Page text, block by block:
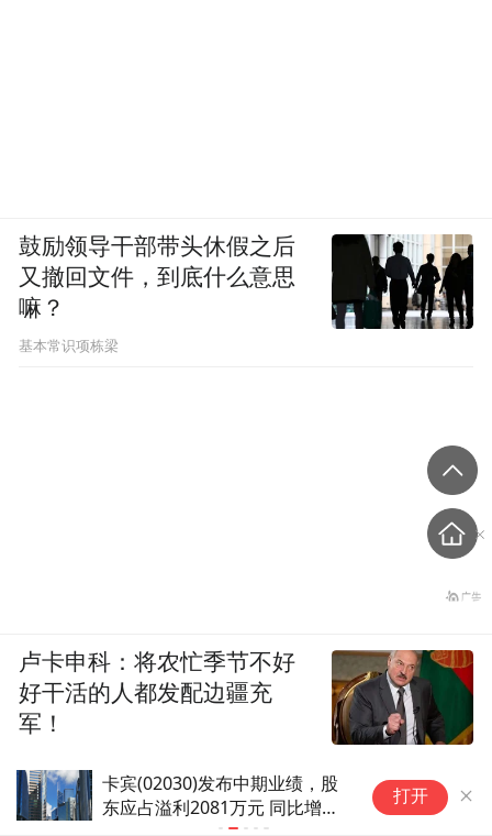
卡宾(02030)发布中期业绩，股
东应占溢利2081万元 同比增加
打开
鼓励领导干部带头休假之后
又撤回文件，到底什么意思
嘛？
基本常识项栋梁
卢卡申科：将农忙季节不好
好干活的人都发配边疆充
军！